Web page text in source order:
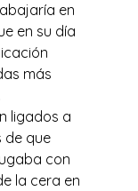
en
en su día
más
ligados a
de que
con
la cera en